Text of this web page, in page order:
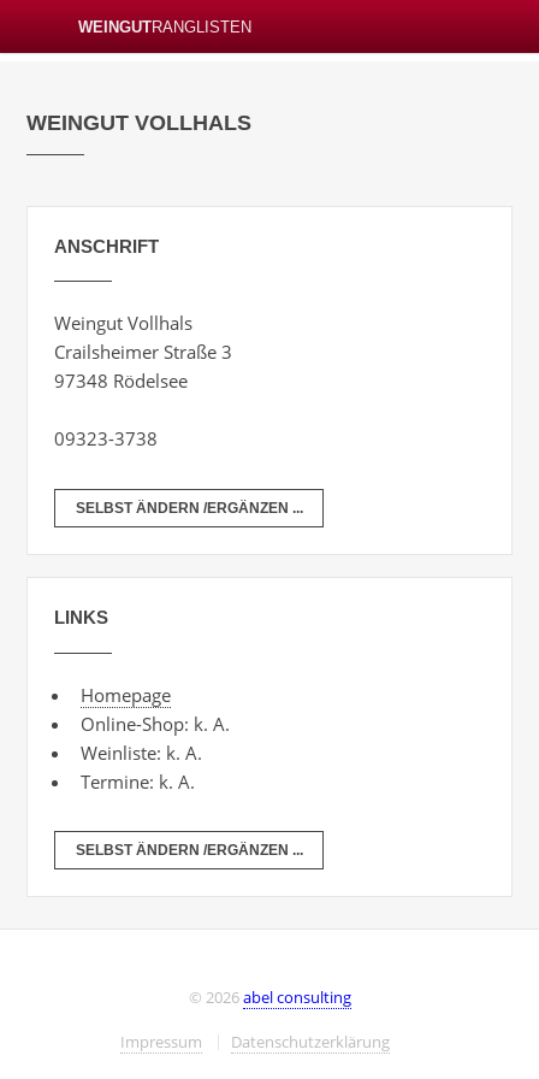
WEINGUTRANGLISTEN
WEINGUT VOLLHALS
ANSCHRIFT
Weingut Vollhals
Crailsheimer Straße 3
97348 Rödelsee
09323-3738
SELBST ÄNDERN /ERGÄNZEN ...
LINKS
Homepage
Online-Shop: k. A.
Weinliste: k. A.
Termine: k. A.
SELBST ÄNDERN /ERGÄNZEN ...
© 2026abel consulting
Impressum Datenschutzerklärung